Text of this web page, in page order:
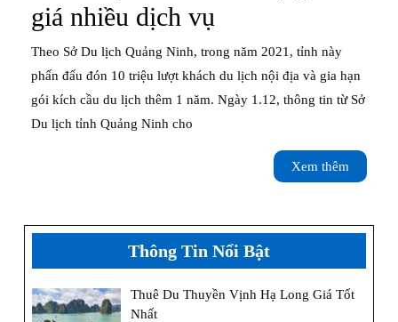
giá nhiều dịch vụ
Ninh
gia
hạn
du
lịch
thêm
Theo Sở Du lịch Quảng Ninh, trong năm 2021, tỉnh này
phấn đấu đón 10 triệu lượt khách du lịch nội địa và gia hạn
gói kích cầu du lịch thêm 1 năm. Ngày 1.12, thông tin từ Sở
Du lịch tỉnh Quảng Ninh cho
Xem thêm
thêm
Thông Tin Nổi Bật
Thuê Du Thuyền Vịnh Hạ Long Giá Tốt
Nhất